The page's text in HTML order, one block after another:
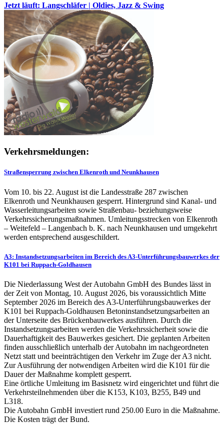
Jetzt läuft: Langschläfer | Oldies, Jazz & Swing
Verkehrsmeldungen:
Straßensperrung zwischen Elkenroth und Neunkhausen
Vom 10. bis 22. August ist die Landesstraße 287 zwischen
Elkenroth und Neunkhausen gesperrt. Hintergrund sind Kanal- und
Wasserleitungsarbeiten sowie Straßenbau- beziehungsweise
Verkehrssicherungsmaßnahmen. Umleitungsstrecken von Elkenroth
– Weitefeld – Langenbach b. K. nach Neunkhausen und umgekehrt
werden entsprechend ausgeschildert.
A3: Instandsetzungsarbeiten im Bereich des A3-Unterführungsbauwerkes der
K101 bei Ruppach-Goldhausen
Die Niederlassung West der Autobahn GmbH des Bundes lässt in
der Zeit von Montag, 10. August 2026, bis voraussichtlich Mitte
September 2026 im Bereich des A3-Unterführungsbauwerkes der
K101 bei Ruppach-Goldhausen Betoninstandsetzungsarbeiten an
der Unterseite des Brückenbauwerkes ausführen. Durch die
Instandsetzungsarbeiten werden die Verkehrssicherheit sowie die
Dauerhaftigkeit des Bauwerkes gesichert. Die geplanten Arbeiten
finden ausschließlich unterhalb der Autobahn im nachgeordneten
Netzt statt und beeinträchtigen den Verkehr im Zuge der A3 nicht.
Zur Ausführung der notwendigen Arbeiten wird die K101 für die
Dauer der Maßnahme komplett gesperrt.
Eine örtliche Umleitung im Basisnetz wird eingerichtet und führt die
Verkehrsteilnehmenden über die K153, K103, B255, B49 und
L318.
Die Autobahn GmbH investiert rund 250.00 Euro in die Maßnahme.
Die Kosten trägt der Bund.